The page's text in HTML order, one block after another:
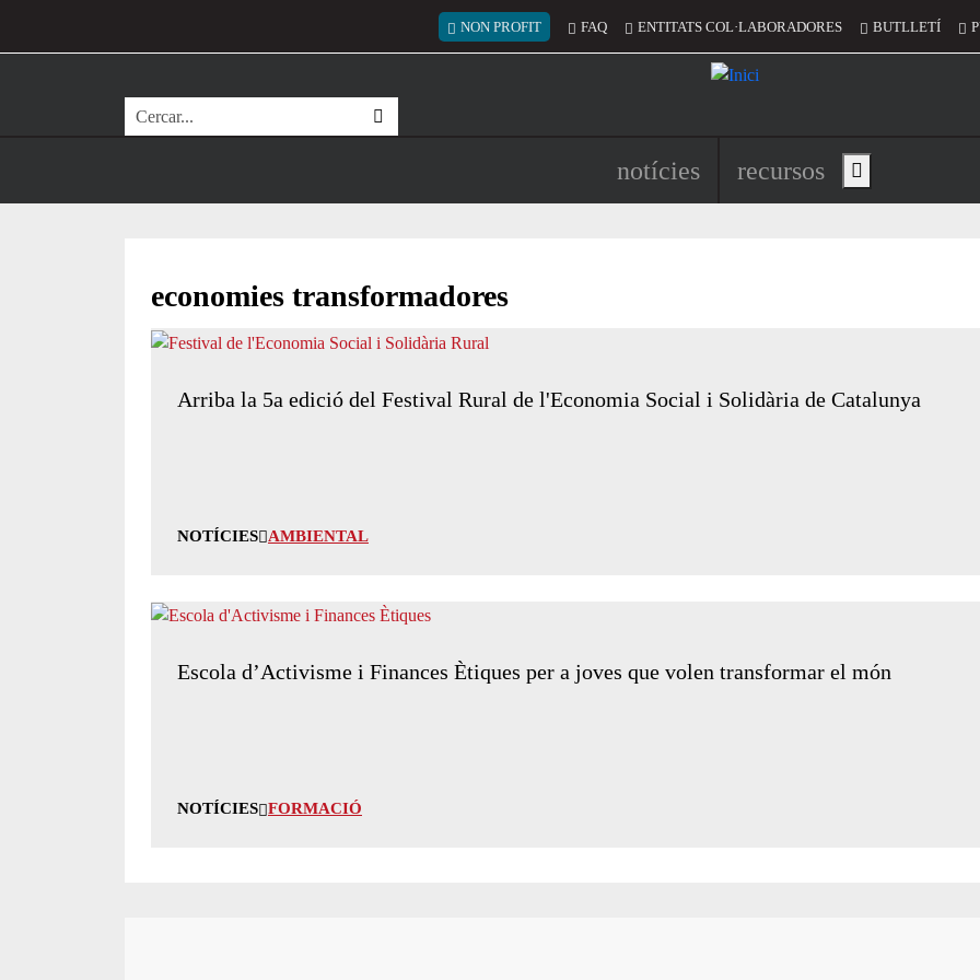
Menú del compte d'usuari
NON PROFIT FAQ ENTITATS COL·LABORADORES BUTLLETÍ
Cerca
Navegació principal de
notícies recursos Show main menu
economies transformadores
Arriba la 5a edició del Festival Rural de l'Economia Social i Solidària de Catalunya
NOTÍCIES AMBIENTAL
Escola d’Activisme i Finances Ètiques per a joves que volen transformar el món
NOTÍCIES FORMACIÓ